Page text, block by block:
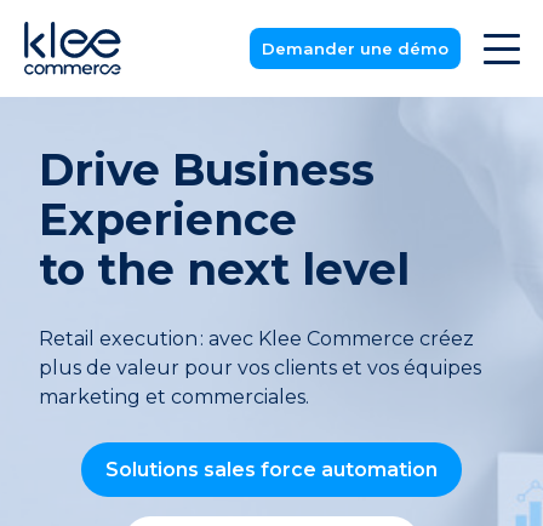
Demander une démo
Drive Business
Experience
to the next level
Retail execution : avec Klee Commerce créez
plus de valeur pour vos clients et vos équipes
marketing et commerciales.
Solutions sales force automation